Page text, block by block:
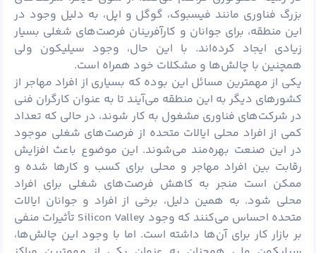
بزرگ فناوری مانند فیسبوک، گوگل و اپل، به دلیل وجود در
این منطقه، برای جوانان و کارآفرینان فرصت‌های شغلی بسیار
زیادی ایجاد کرده‌اند. با این حال، وجود سیلیکون ولی
همچنین با چالش‌ها و مشکلات خود همراه است.
یکی از مهمترین مسائل این بوده که بسیاری از افراد مهاجر از
کشورهای دیگر به این منطقه می‌آیند تا به عنوان کارگران فنی
در شرکت‌های فناوری مشغول به کار شوند، در حالی که تعداد
کمی از افراد محلی ایالات متحده از فرصت‌های شغلی موجود
در این صنعت بهره‌مند می‌شوند. این موضوع باعث افزایش
رقابت بین افراد مهاجر و محلی برای کسب و کارها شده و
ممکن است منجر به کاهش فرصت‌های شغلی برای افراد
محلی شود. به همین دلیل، برخی از افراد و جوانان ایالات
متحده احساس می‌کنند که وجود Silicon Valley تأثیرات منفی
بر بازار کار برای آن‌ها داشته است. اما با وجود این چالش‌ها،